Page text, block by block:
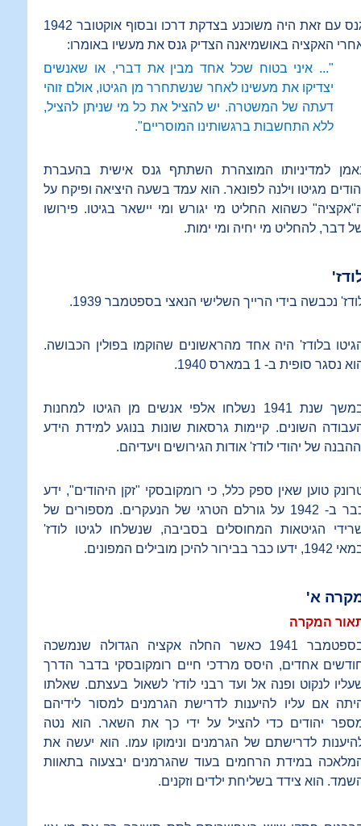
גנס עם זאת היה משוכנע בצדקת דרכו ובסוף אוקטובר 1942
האקציה באושמיאנה הצדיק גנס את מעשיו באומרו:
"... איני בטוח שכל אחד מבין את דברי, או שאנשים
יצדיקו את מעשינו לאחר שנשתחרר מן הגיטו, אולם זוהי
דעתה של המשטרה. יש להציל את כל מי שניתן להציל,
ללא התחשבות ברגשותינו המוסריים".
למדיניותו המוצהרת השתתף גנס אישית בהעברת
מגיטו וילנה לפונאר. הוא עמד בשעה היציאה ופיקח על
כשהוא החליט מי יגורש ומי יישאר בגיטו. פירושו
דבר, להחליט מי יחיה ומי ימות.
נכבשה בידי הרייך השלישי הנאצי בספטמבר 1939.
בלודז' היה אחד מהראשונים שהוקמו בפולין הכבושה.
נסגר סופית ב- 1 במארס 1940.
במשך שנת 1941 נשלחו אלפי אנשים מן הגיטו למחנות
השונים. קיימות גרסאות שונות בנוגע למידת הידע
של יהודי לודז' אודות הגירושים ויעדיהם.
טוען שאין ספק כלל, כי רומקובסקי "זקן היהודים", ידע
כבר ב- 1942 על גורלם הטרגי של הנעקרים. מספורים של
הגיטאות המחוסלים בסביבה, שנשלחו לגיטו לודז'
ידעו כבר בבירור להיכן מובילים המפונים.
א'
המקרה
בספטמבר 1941 כאשר החלה אקציה הגדולה שנמשכה
אחדים, היסס מרדכי חיים רומקובסקי בדבר הדרך
לנקוט ופנה אל ועד רבני לודז' לשאול בעצתם. שאלתו
אם עליו להיענות לדרישת הגרמנים למסור לידיהם
יהודים כדי להציל על ידי כך את השאר. הוא נטה
לדרישתם של הגרמנים ונימוקו עמו. הוא יעשה את
במידת הרחמים בעוד שהגרמנים יבצעוה בתאוות
הוא צידד בשליחת ילדים וזקנים.